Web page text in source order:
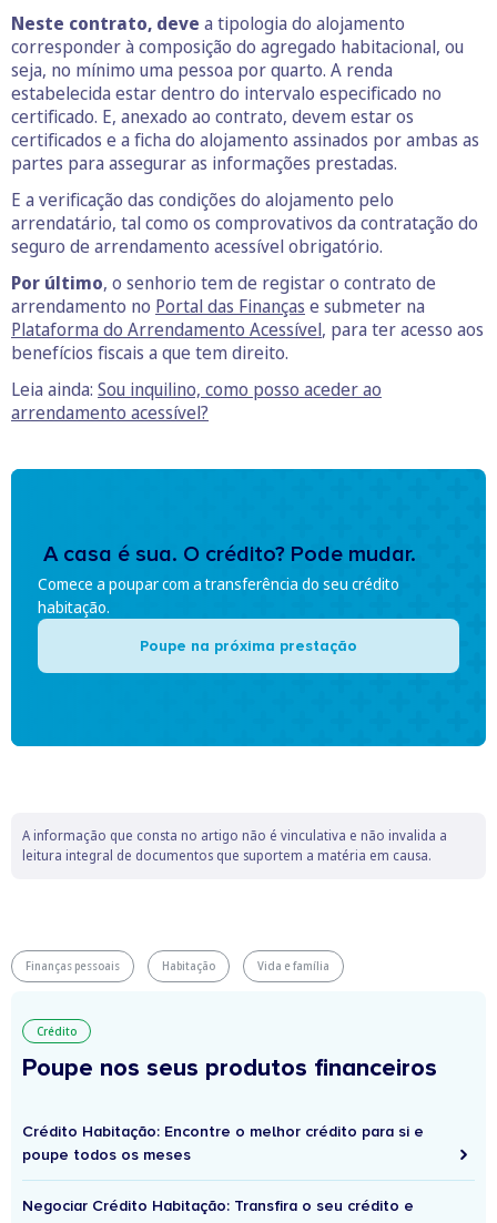
Neste contrato, deve a tipologia do alojamento
corresponder à composição do agregado habitacional, ou
seja, no mínimo uma pessoa por quarto. A renda
estabelecida estar dentro do intervalo especificado no
certificado. E, anexado ao contrato, devem estar os
certificados e a ficha do alojamento assinados por ambas as
partes para assegurar as informações prestadas.
E a verificação das condições do alojamento pelo
arrendatário, tal como os comprovativos da contratação do
seguro de arrendamento acessível obrigatório.
Por último, o senhorio tem de registar o contrato de
arrendamento no Portal das Finanças e submeter na
Plataforma do Arrendamento Acessível, para ter acesso aos
benefícios fiscais a que tem direito.
Leia ainda: Sou inquilino, como posso aceder ao
arrendamento acessível?
A casa é sua. O crédito? Pode mudar.
Comece a poupar com a transferência do seu crédito
habitação.
Poupe na próxima prestação
A informação que consta no artigo não é vinculativa e não invalida a
leitura integral de documentos que suportem a matéria em causa.
Finanças pessoais Habitação Vida e família
Crédito
Poupe nos seus produtos financeiros
Crédito Habitação: Encontre o melhor crédito para si e
poupe todos os meses
Negociar Crédito Habitação: Transfira o seu crédito e